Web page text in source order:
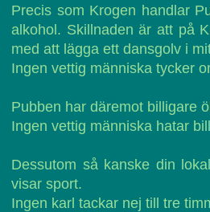
Precis som Krogen handlar
alkohol. Skillnaden är att på
med att lägga ett dansgolv i
Ingen vettig människa tycker
Pubben har däremot billigare
Ingen vettig människa hatar
Dessutom så kanske din
visar sport.
Ingen karl tackar nej till tre